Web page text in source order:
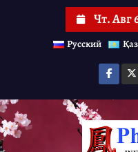
й
т
и
Чт. Авг
Русский